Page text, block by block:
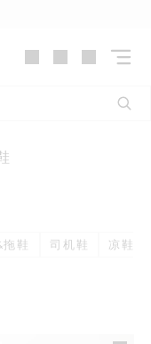
鞋 司机鞋 凉鞋和